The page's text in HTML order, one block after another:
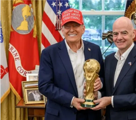
X courriel